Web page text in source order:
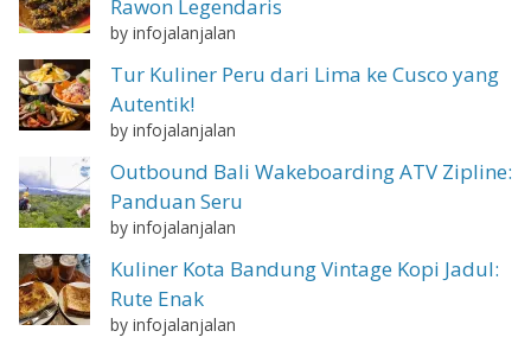
Rawon Legendaris
by infojalanjalan
Tur Kuliner Peru dari Lima ke Cusco yang
Autentik!
by infojalanjalan
Outbound Bali Wakeboarding ATV Zipline:
Panduan Seru
by infojalanjalan
Kuliner Kota Bandung Vintage Kopi Jadul:
Rute Enak
by infojalanjalan